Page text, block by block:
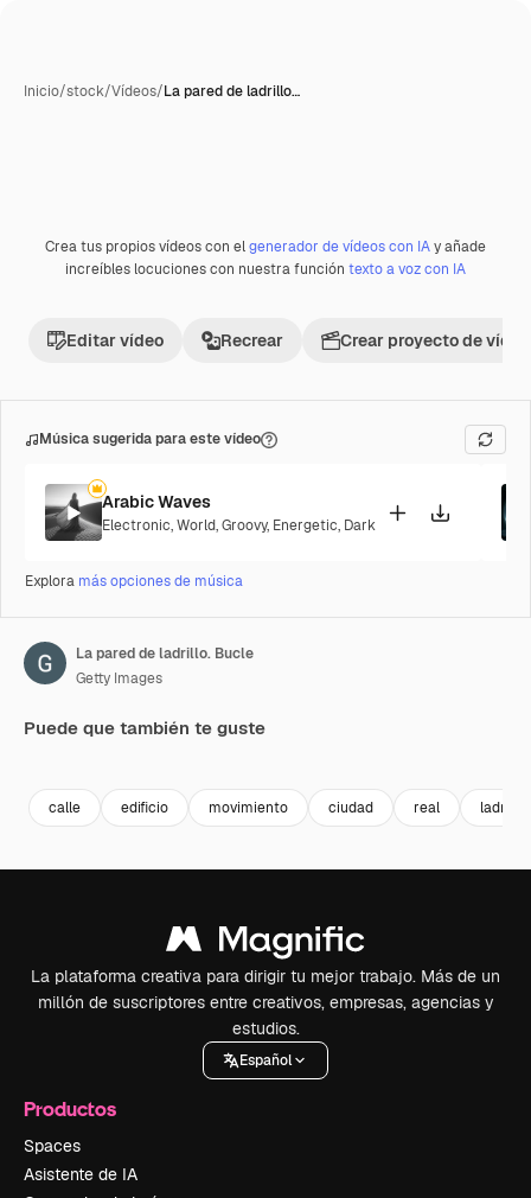
Inicio/stock/Vídeos/La pared de ladrillo…
Premium
Crea tus propios vídeos con elgenerador de vídeos con IAy añade
increíbles locuciones con nuestra función texto a voz con IA
Editar vídeo Recrear Crear proyecto de vídeo
Música sugerida para este vídeo
Arabic Waves
Electronic,World,Groovy, Energetic, Dark
Explora más opciones de música
La pared de ladrillo. Bucle
Getty Images
Puede que también te guste
calle edificio movimiento ciudad real ladrillo
La plataforma creativa para dirigir tu mejor trabajo. Más de un
millón de suscriptores entre creativos, empresas, agencias y
estudios.
Español
Productos
Spaces
Asistente de IA